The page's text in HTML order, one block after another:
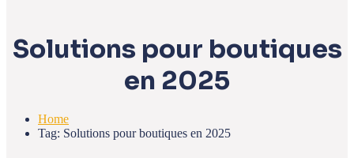
Solutions pour boutiques
en 2025
Home
Tag: Solutions pour boutiques en 2025